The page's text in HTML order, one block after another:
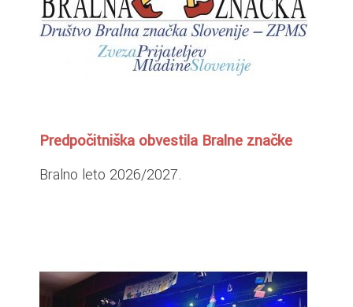
Predpočitniška obvestila Bralne značke
Bralno leto 2026/2027.